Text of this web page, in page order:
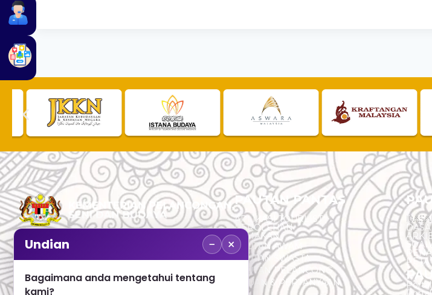
No. 2, Menara 1, Jalan P5/6, Presint 5,
+603 8000 8000
PAUTAN PANTAS
APLIKASI TOURLIST
PEROLEHAN
SEMAKAN
PAUTAN AWAM
PAUTAN SWASTA
PAUTAN PELANCONG
ADUAN & PERTANYAAN
ARKIB
Undian − ×
Bagaimana anda mengetahui tentang
kami?